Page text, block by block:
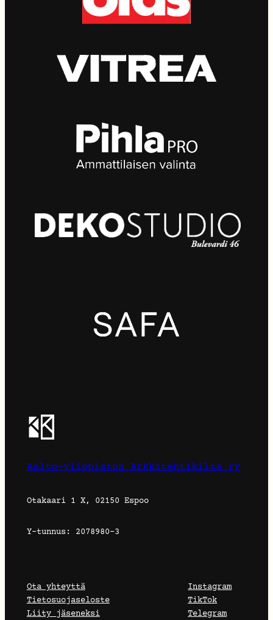
Aalto-yliopiston Arkkitehtikilta ry
Otakaari 1 X, 02150 Espoo
Y-tunnus: 2078980-3
Ota yhteyttä
Tietosuojaseloste
Liity jäseneksi
Instagram
TikTok
Telegram